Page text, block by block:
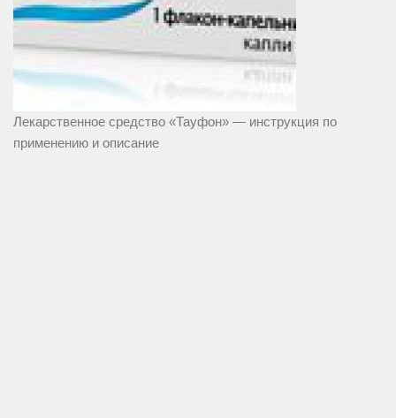
Лекарственное средство «Тауфон» — инструкция по
применению и описание